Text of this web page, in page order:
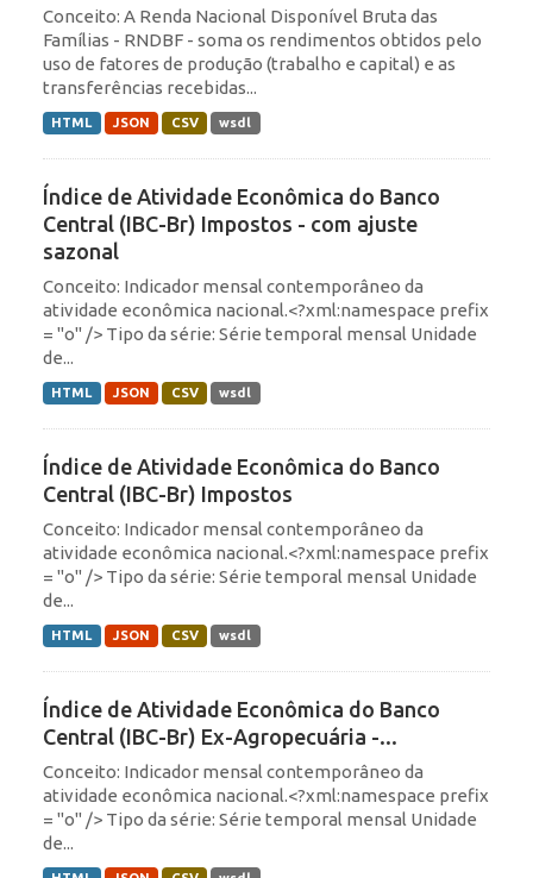
Conceito: A Renda Nacional Disponível Bruta das
Famílias - RNDBF - soma os rendimentos obtidos pelo
uso de fatores de produção (trabalho e capital) e as
transferências recebidas...
HTML JSON CSV wsdl
Índice de Atividade Econômica do Banco
Central (IBC-Br) Impostos - com ajuste
sazonal
Conceito: Indicador mensal contemporâneo da
atividade econômica nacional.<?xml:namespace prefix
= "o" /> Tipo da série: Série temporal mensal Unidade
de...
HTML JSON CSV wsdl
Índice de Atividade Econômica do Banco
Central (IBC-Br) Impostos
Conceito: Indicador mensal contemporâneo da
atividade econômica nacional.<?xml:namespace prefix
= "o" /> Tipo da série: Série temporal mensal Unidade
de...
HTML JSON CSV wsdl
Índice de Atividade Econômica do Banco
Central (IBC-Br) Ex-Agropecuária -...
Conceito: Indicador mensal contemporâneo da
atividade econômica nacional.<?xml:namespace prefix
= "o" /> Tipo da série: Série temporal mensal Unidade
de...